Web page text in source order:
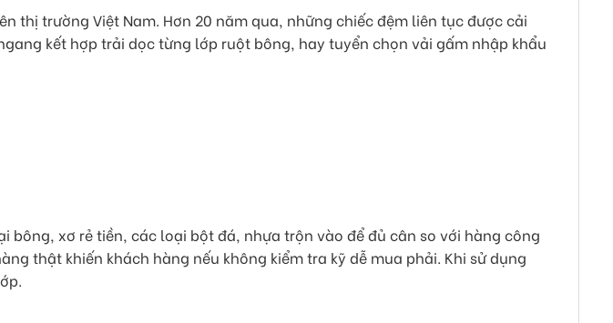
thị trường Việt Nam. Hơn 20 năm qua, những chiếc đệm liên tục được cải
kết hợp trải dọc từng lớp ruột bông, hay tuyển chọn vải gấm nhập khẩu
bông, xơ rẻ tiền, các loại bột đá, nhựa trộn vào để đủ cân so với hàng công
thật khiến khách hàng nếu không kiểm tra kỹ dễ mua phải. Khi sử dụng